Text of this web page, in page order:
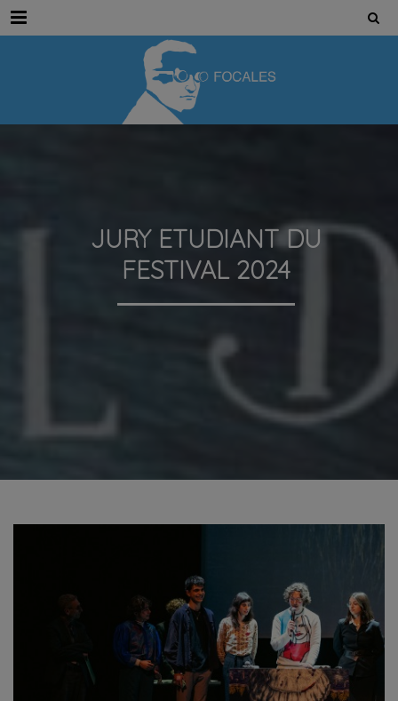
Menu
JURY ETUDIANT DU
FESTIVAL 2024